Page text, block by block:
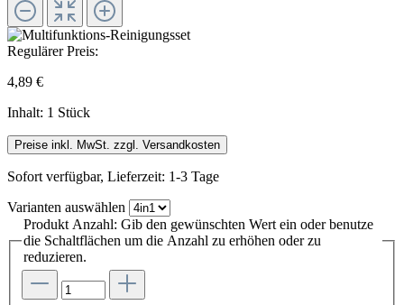
Regulärer Preis:
4,89 €
Inhalt: 1 Stück
Preise inkl. MwSt. zzgl. Versandkosten
Sofort verfügbar, Lieferzeit: 1-3 Tage
Varianten auswählen
Produkt Anzahl: Gib den gewünschten Wert ein oder benutze
die Schaltflächen um die Anzahl zu erhöhen oder zu
reduzieren.